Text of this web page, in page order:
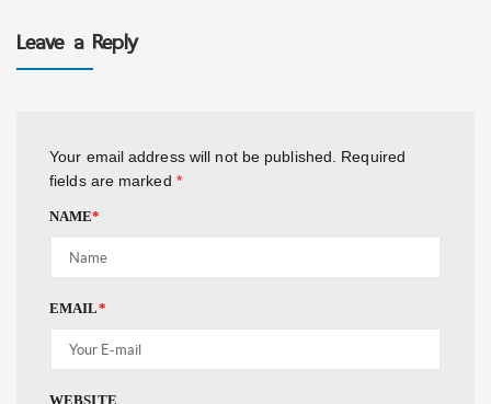
Leave a Reply
Your email address will not be published.
Required
fields are marked *
NAME*
EMAIL*
WEBSITE